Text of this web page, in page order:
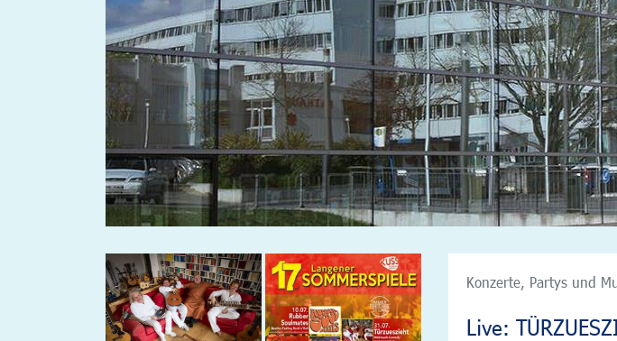
Konzerte, Partys und
Live: